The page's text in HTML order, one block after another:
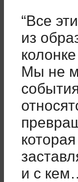
“Все
из
Мы не
и с